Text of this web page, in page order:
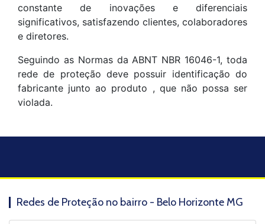
constante de inovações e diferenciais
significativos, satisfazendo clientes, colaboradores
e diretores.
Seguindo as Normas da ABNT NBR 16046-1, toda
rede de proteção deve possuir identificação do
fabricante junto ao produto , que não possa ser
violada.
Redes de Proteção no bairro - Belo Horizonte MG